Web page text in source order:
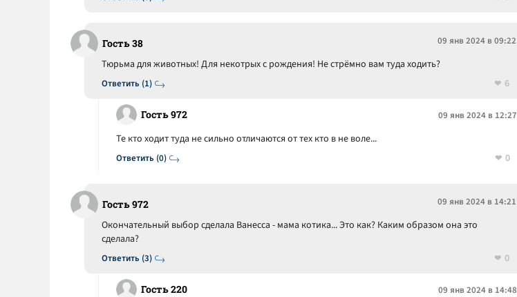
Гость 38 09 янв 2024 в 09:22
Ответить (1)
Тюрьма для животных! Для некотрых с рождения! Не стрёмно вам туда ходить?
6
Гость 972 09 янв 2024 в 12:27
Ответить (0)
Те кто ходит туда не сильно отличаются от тех кто в не воле...
0
Гость 972 09 янв 2024 в 14:21
Ответить (3)
Окончательный выбор сделала Ванесса - мама котика... Это как? Каким образом она это
сделала?
0
Гость 220 09 янв 2024 в 14:48